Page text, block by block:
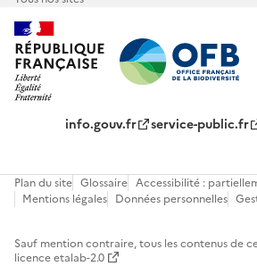
info.gouv.fr service-public.fr
Plan du site Glossaire Accessibilité :
Mentions légales Données personnelles
Sauf mention contraire, tous les contenus de
licence etalab-2.0